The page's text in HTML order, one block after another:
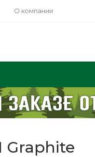
О компании
Graphite